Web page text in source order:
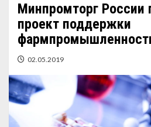
Минпромторг
проект поддержки
02.05.2019